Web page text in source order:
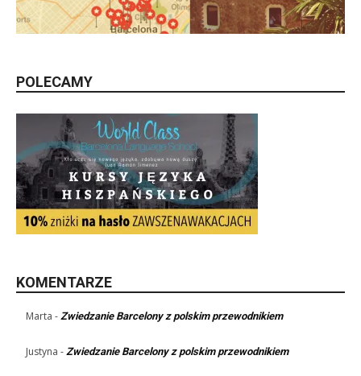
POLECAMY
KOMENTARZE
Marta - Zwiedzanie Barcelony z polskim przewodnikiem
Justyna - Zwiedzanie Barcelony z polskim przewodnikiem